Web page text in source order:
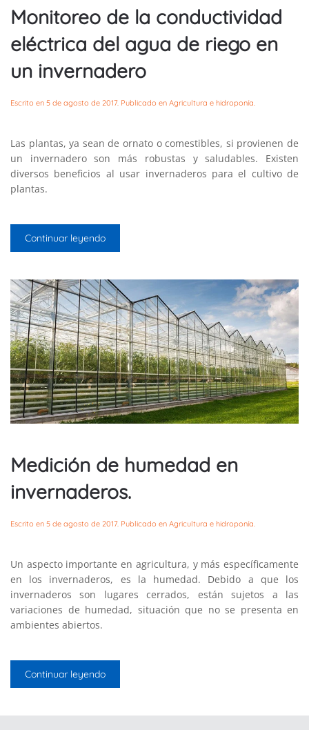
Monitoreo de la conductividad
eléctrica del agua de riego en
un invernadero
Escrito en 5 de agosto de 2017. Publicado en Agricultura e hidroponía
Las plantas, ya sean de ornato o comestibles, si provienen de
un invernadero son más robustas y saludables. Existen
diversos beneficios al usar invernaderos para el cultivo de
plantas.
Continuar leyendo
Medición de humedad en
invernaderos.
Escrito en 5 de agosto de 2017. Publicado en Agricultura e hidroponía
Un aspecto importante en agricultura, y más específicamente
en los invernaderos, es la humedad. Debido a que los
invernaderos son lugares cerrados, están sujetos a las
variaciones de humedad, situación que no se presenta en
ambientes abiertos.
Continuar leyendo